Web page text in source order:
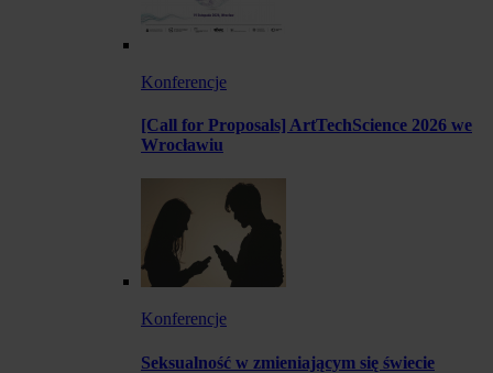
Konferencje
[Call for Proposals] ArtTechScience 2026 we
Wrocławiu
Konferencje
Seksualność w zmieniającym się świecie